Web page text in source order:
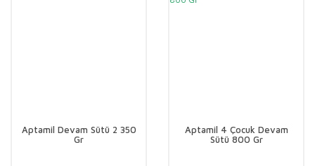
Aptamil Devam Sütü 2 350
Gr
Aptamil 4 Çocuk Devam
Sütü 800 Gr